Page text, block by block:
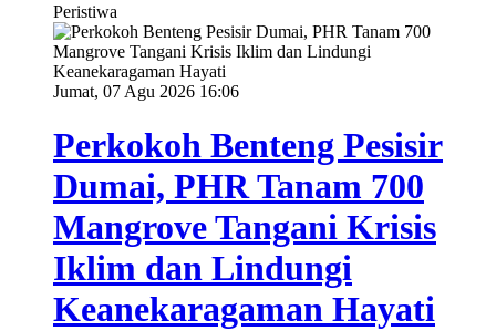
Peristiwa
Jumat, 07 Agu 2026 16:06
Perkokoh Benteng Pesisir
Dumai, PHR Tanam 700
Mangrove Tangani Krisis
Iklim dan Lindungi
Keanekaragaman Hayati